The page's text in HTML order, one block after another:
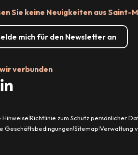
Sie keine Neuigkeiten aus Saint-
mich für den Newsletter an
verbunden
Hinweise|Richtlinie zum Schutz persönlicher
Geschäftsbedingungen|Sitemap|Verwaltung